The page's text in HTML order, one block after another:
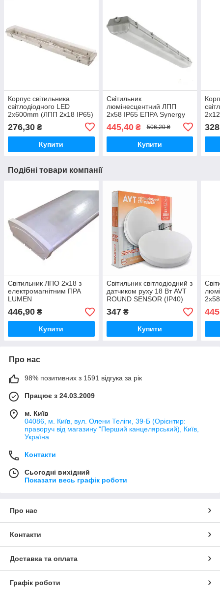
Корпус світильника
світлодіодного LED
2x600mm (ЛПП 2х18 IP65)
(LED 2x9w, 2х10w) 39733
276,30 ₴
Купити
Світильник
люмінесцентний ЛПП
2х58 IP65 ЕПРА Synergy
445,40₴ 506,20 ₴
Купити
Подібні товари компанії
Світильник ЛПО 2х18 з
електромагнітним ПРА
LUMEN
446,90 ₴
Купити
Світильник світлодіодний з
датчиком руху 18 Вт AVT
ROUND SENSOR (IP40)
128/1
347₴
Купити
Про нас
98% позитивних з 1591 відгука за рік
Працює з 24.03.2009
м. Київ
04086, м. Київ, вул. Олени Теліги, 39-Б (Орієнтир:
праворуч від магазину "Перший канцелярський), Київ,
Україна
Контакти
Сьогодні вихідний
Показати весь графік роботи
Про нас
Контакти
Доставка та оплата
Графік роботи